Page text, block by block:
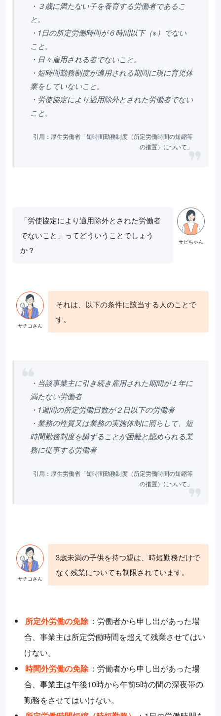
・３歳に満たない子を養育する労働者であるこ
と。
・1日の所定労働時間が６時間以下（※）でない
こと。
・日々雇用される者でないこと。
・短時間勤務制度が適用される期間に現に育児休
業をしていないこと。
・労使協定により適用除外とされた労働者でない
こと。
引用：厚生労働省「短時間勤務制度（所定労働時間の短縮等
の措置）について」
「労使協定により適用除外とされた労働者
でないこと」ってどういうことでしょう
か？
それは、以下の条件に該当する人のことで
す。
・当該事業主に引き続き雇用された期間が１年に
満たない労働者
・1週間の所定労働日数が２日以下の労働者
・業務の性質又は業務の実施体制に照らして、短
時間勤務制度を講ずることが困難と認められる業
務に従事する労働者
引用：厚生労働省「短時間勤務制度（所定労働時間の短縮等
の措置）について」
3歳未満の子供を持つ親は、時短勤務だけで
なく残業についても制限されています。
所定外労働の免除 ：労働者から申し出があった場
合、事業主は所定労働時間を超えて残業させてはい
けない。
時間外労働の免除 ：労働者から申し出があった場
合、事業主は午後10時から午前5時の間の深夜帯の
勤務をさせてはいけない。